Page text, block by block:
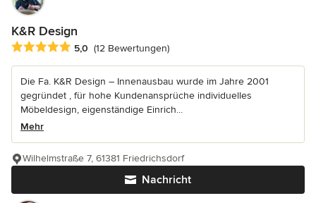
K&R Design
Durchschnittliche Bewertung: 5 von 5 Sternen
5,0 (12 Bewertungen)
Die Fa. K&R Design – Innenausbau wurde im Jahre 2001
gegründet , für hohe Kundenansprüche individuelles
Möbeldesign, eigenständige Einrich...
Mehr
Nachricht
Wilhelmstraße 7, 61381 Friedrichsdorf